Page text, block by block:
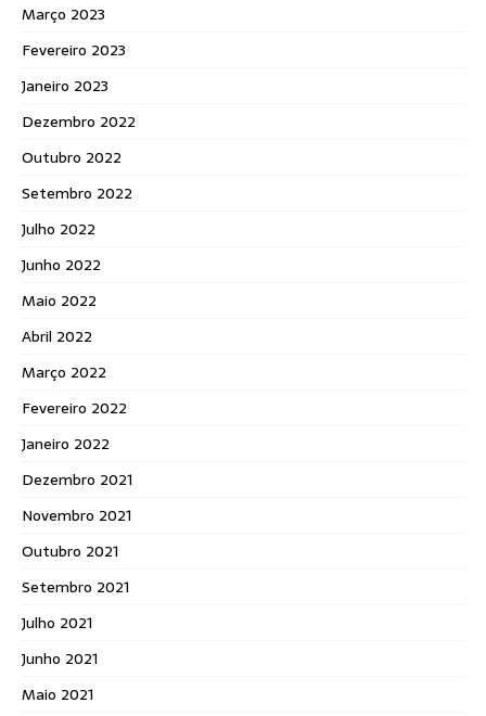
Março 2023
Fevereiro 2023
Janeiro 2023
Dezembro 2022
Outubro 2022
Setembro 2022
Julho 2022
Junho 2022
Maio 2022
Abril 2022
Março 2022
Fevereiro 2022
Janeiro 2022
Dezembro 2021
Novembro 2021
Outubro 2021
Setembro 2021
Julho 2021
Junho 2021
Maio 2021